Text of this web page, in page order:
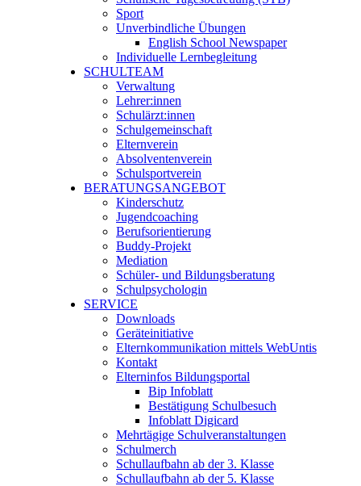
Sport
Unverbindliche Übungen
English School Newspaper
Individuelle Lernbegleitung
SCHULTEAM
Verwaltung
Lehrer:innen
Schulärzt:innen
Schulgemeinschaft
Elternverein
Absolventenverein
Schulsportverein
BERATUNGSANGEBOT
Kinderschutz
Jugendcoaching
Berufsorientierung
Buddy-Projekt
Mediation
Schüler- und Bildungsberatung
Schulpsychologin
SERVICE
Downloads
Geräteinitiative
Elternkommunikation mittels WebUntis
Kontakt
Elterninfos Bildungsportal
Bip Infoblatt
Bestätigung Schulbesuch
Infoblatt Digicard
Mehrtägige Schulveranstaltungen
Schulmerch
Schullaufbahn ab der 3. Klasse
Schullaufbahn ab der 5. Klasse